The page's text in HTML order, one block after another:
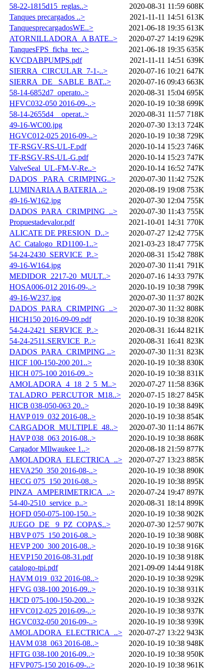
58-22-1815d15_reglas..>
2020-08-31 11:59 608K
Tanques precargados ..>
2021-11-11 14:51 613K
TanquesprecargadosWE..>
2021-06-18 19:35 613K
ATORNILLADORA_A BATE..>
2020-07-27 14:19 629K
TanquesFPS_ficha_tec..>
2021-06-18 19:35 635K
KVCDABPUMPS.pdf
2021-11-11 14:51 639K
SIERRA_CIRCULAR_7-1-..>
2020-07-16 10:21 647K
SIERRA_DE _SABLE_BAT..>
2020-07-16 09:43 663K
58-14-6852d7_operato..>
2020-08-31 15:04 695K
HFVC032-050 2016-09-..>
2020-10-19 10:38 699K
58-14-2655d4__operat..>
2020-08-31 11:57 718K
49-16-WC00.jpg
2020-07-30 13:13 724K
HGVC012-025 2016-09-..>
2020-10-19 10:38 729K
TF-RSGV-RS-UL-F.pdf
2020-10-14 15:23 746K
TF-RSGV-RS-UL-G.pdf
2020-10-14 15:23 747K
ValveSeal_UL-FM-V-Re..>
2020-10-14 16:52 747K
DADOS _PARA_CRIMPING..>
2020-07-30 11:42 752K
LUMINARIA A BATERIA ..>
2020-08-19 19:08 753K
49-16-W162.jpg
2020-07-30 12:04 755K
DADOS_PARA_CRIMPING_..>
2020-07-30 11:43 755K
Propuestadevalor.pdf
2021-10-01 14:31 770K
ALICATE DE PRESION_D..>
2020-07-27 12:42 775K
AC_Catalogo_RD1100-1..>
2021-03-23 18:47 775K
54-24-2430_SERVICE_P..>
2020-08-31 15:42 788K
49-16-W164.jpg
2020-07-30 11:41 791K
MEDIDOR_2217-20_MULT..>
2020-07-16 14:33 797K
HOSA006-012 2016-09-..>
2020-10-19 10:38 799K
49-16-W237.jpg
2020-07-30 11:37 802K
DADOS_PARA_CRIMPING_..>
2020-07-30 11:32 808K
HICH150 2016-09-09.pdf
2020-10-19 10:38 820K
54-24-2421_SERVICE_P..>
2020-08-31 16:44 821K
54-24-2511.SERVICE_P..>
2020-08-31 16:41 823K
DADOS_PARA_CRIMPING ..>
2020-07-30 11:31 823K
HICF 100-150-200 201..>
2020-10-19 10:38 830K
HICH 075-100 2016-09..>
2020-10-19 10:38 831K
AMOLADORA_4_18_2_5_M..>
2020-07-27 11:58 836K
TALADRO_PERCUTOR_M18..>
2020-07-15 18:27 845K
HICB 038-050-063 20..>
2020-10-19 10:38 849K
HAVP 019_032 2016-08..>
2020-10-19 10:38 854K
CARGADOR_MULTIPLE_48..>
2020-07-30 11:14 867K
HAVP 038_063 2016-08..>
2020-10-19 10:38 868K
Cargador MIlwaukee 1..>
2020-08-18 21:59 877K
AMOLADORA_ELECTRICA_..>
2020-07-27 13:23 885K
HEVA250_350 2016-08-..>
2020-10-19 10:38 890K
HECG 075_150 2016-08..>
2020-10-19 10:38 895K
PINZA_AMPERIMETRICA_..>
2020-07-24 19:47 897K
54-40-2510_service_p..>
2020-08-31 18:14 899K
HOFD 050-075-100-150..>
2020-10-19 10:38 902K
JUEGO_DE _9_PZ_COPAS..>
2020-07-30 12:57 907K
HBVP 075_150 2016-08..>
2020-10-19 10:38 908K
HEVP 200_300 2016-08..>
2020-10-19 10:38 916K
HEVP150 2016-08-31.pdf
2020-10-19 10:38 918K
catalogo-tpi.pdf
2021-09-09 14:44 918K
HAVM 019_032 2016-08..>
2020-10-19 10:38 929K
HFVG 038-100 2016-09..>
2020-10-19 10:38 931K
HJCD 075-100-150-200..>
2020-10-19 10:38 932K
HFVC012-025 2016-09-..>
2020-10-19 10:38 937K
HGVC032-050 2016-09-..>
2020-10-19 10:38 939K
AMOLADORA_ELECTRICA_..>
2020-07-27 13:22 943K
HAVM 038_063 2016-08..>
2020-10-19 10:38 948K
HFTG 038-100 2016-09..>
2020-10-19 10:38 950K
HFVP075-150 2016-09-..>
2020-10-19 10:38 961K